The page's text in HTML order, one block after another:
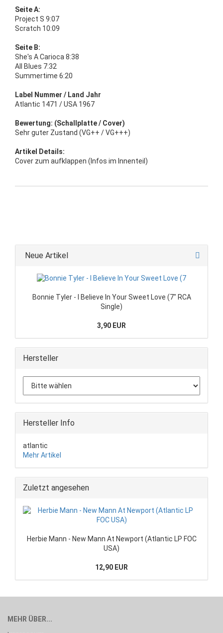
Seite A:
Project S 9:07
Scratch 10:09
Seite B:
She's A Carioca 8:38
All Blues 7:32
Summertime 6:20
Label Nummer / Land Jahr
Atlantic 1471 / USA 1967
Bewertung: (Schallplatte / Cover)
Sehr guter Zustand (VG++ / VG+++)
Artikel Details:
Cover zum aufklappen (Infos im Innenteil)
Neue Artikel
Bonnie Tyler - I Believe In Your Sweet Love (7" RCA
Single)
3,90 EUR
Hersteller
Hersteller Info
atlantic
Mehr Artikel
Zuletzt angesehen
Herbie Mann - New Mann At Newport (Atlantic LP FOC
USA)
12,90 EUR
MEHR ÜBER...